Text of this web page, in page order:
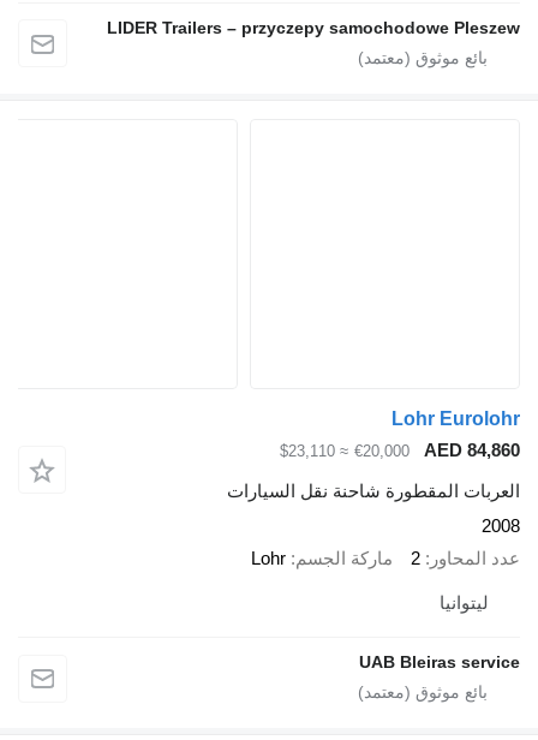
LIDER Trailers – przyczepy samochodowe
Lohr
€20,000
≈ $23,110
المقطورة شاحنة نقل السيارات
2 ماركة الجسم Lohr
UAB Bleiras